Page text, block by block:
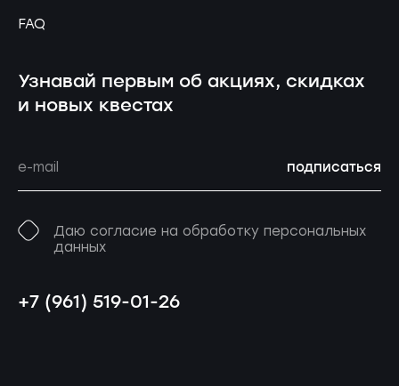
FAQ
Узнавай первым об акциях, скидках
и новых квестах
подписаться
Даю согласие на обработку персональных
данных
+7 (961) 519-01-26